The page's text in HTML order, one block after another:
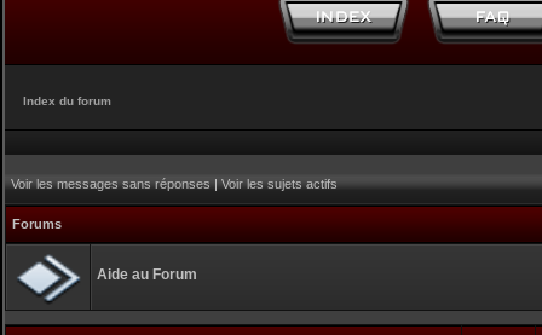
Index du forum
Voir les messages sans réponses|Voir les sujets actifs
Forums
Aide au Forum